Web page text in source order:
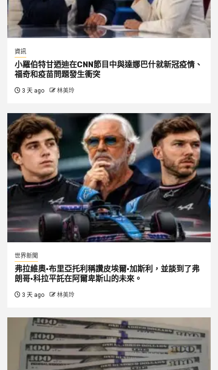
資訊
小羅伯特甘迺迪在CNN節目中與達娜巴什就新冠疫情、
福奇和疫苗問題發生衝突
3 天 ago 林美玲
世界新聞
弗拉維奧·布里亞托利稱讚皮埃爾·加斯利，並談到了弗
朗哥·科拉平託在阿爾卑斯山的未來。
3 天 ago 林美玲